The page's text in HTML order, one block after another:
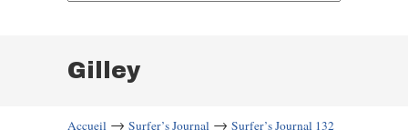
Gilley
Accueil → Surfer’s Journal → Surfer’s Journal 132